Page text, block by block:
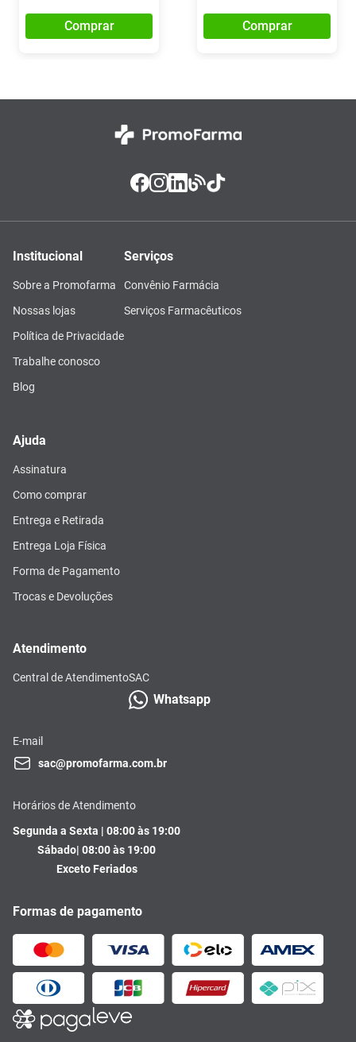
Comprar Comprar
Institucional
Sobre a Promofarma
Nossas lojas
Política de Privacidade
Trabalhe conosco
Blog
Serviços
Convênio Farmácia
Serviços Farmacêuticos
Ajuda
Assinatura
Como comprar
Entrega e Retirada
Entrega Loja Física
Forma de Pagamento
Trocas e Devoluções
Atendimento
Central de AtendimentoSAC
Whatsapp
E-mail
sac@promofarma.com.br
Horários de Atendimento
Segunda a Sexta | 08:00 às 19:00
Sábado| 08:00 às 19:00
Exceto Feriados
Formas de pagamento